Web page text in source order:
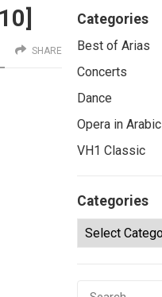
SHARE
Categories
Best of Arias
Concerts
Dance
Opera in Arabic
VH1 Classic
Categories
Categories
Search